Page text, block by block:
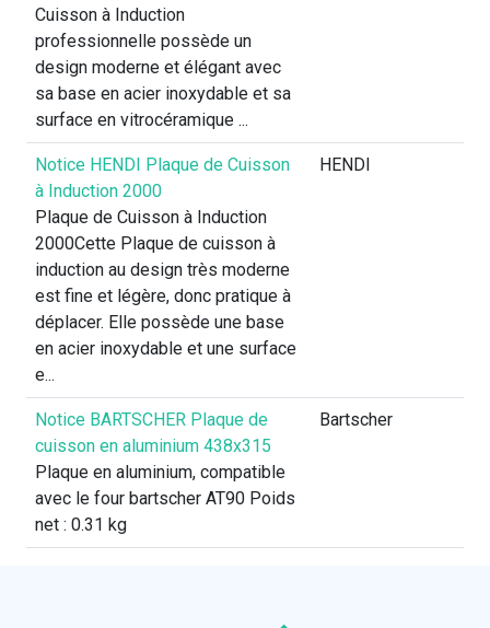
Cuisson à Induction
professionnelle possède un
design moderne et élégant avec
sa base en acier inoxydable et sa
surface en vitrocéramique ...
Notice HENDI Plaque de Cuisson
à Induction 2000
Plaque de Cuisson à Induction
2000Cette Plaque de cuisson à
induction au design très moderne
est fine et légère, donc pratique à
déplacer. Elle possède une base
en acier inoxydable et une surface
e...
HENDI
Notice BARTSCHER Plaque de
cuisson en aluminium 438x315
Plaque en aluminium, compatible
avec le four bartscher AT90 Poids
net : 0.31 kg
Bartscher